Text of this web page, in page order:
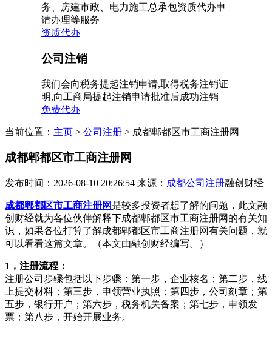
务、房建市政、电力施工总承包资质代办申
请办理等服务
资质代办
公司注销
我们会向税务提起注销申请,取得税务注销证
明,向工商局提起注销申请批准后成功注销
免费代办
当前位置： 主页 > 公司注册 > 成都郫都区市工商注册网
成都郫都区市工商注册网
发布时间：2026-08-10 20:26:54 来源： 成都公司注册融创财经
成都郫都区市工商注册网是较多投资者想了解的问题，此文融
创财经就为各位伙伴解释下成都郫都区市工商注册网的有关知
识，如果各位打算了解成都郫都区市工商注册网有关问题，就
可以看看这篇文章。（本文由融创财经编写。）
1，注册流程：
注册公司步骤包括以下步骤：第一步，企业核名；第二步，线
上提交材料；第三步，申领营业执照；第四步，公司刻章；第
五步，银行开户；第六步，税务机关备案；第七步，申领发
票；第八步，开始开展业务。